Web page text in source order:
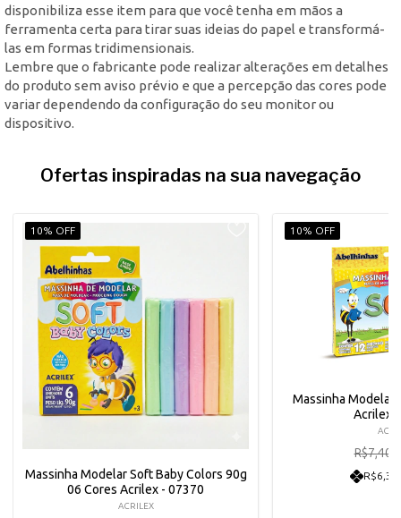
disponibiliza esse item para que você tenha em mãos a
ferramenta certa para tirar suas ideias do papel e transformá-
las em formas tridimensionais.
Lembre que o fabricante pode realizar alterações em detalhes
do produto sem aviso prévio e que a percepção das cores pode
variar dependendo da configuração do seu monitor ou
dispositivo.
Ofertas inspiradas na sua navegação
10% OFF
Massinha Modelar Soft Baby Colors 90g
06 Cores Acrilex - 07370
ACRILEX
10% OFF
Massinha Modelar
Acrilex
R$7,40
R$6,33